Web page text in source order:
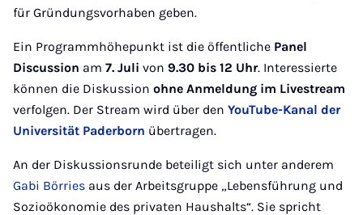
für Gründungsvorhaben geben.
Ein Programmhöhepunkt ist die öffentliche Panel
Discussion am 7. Juli von 9.30 bis 12 Uhr. Interessierte
können die Diskussion ohne Anmeldung im Livestream
verfolgen. Der Stream wird über den YouTube-Kanal der
Universität Paderborn übertragen.
An der Diskussionsrunde beteiligt sich unter anderem
Gabi Börries aus der Arbeitsgruppe „Lebensführung und
Sozioökonomie des privaten Haushalts“. Sie spricht